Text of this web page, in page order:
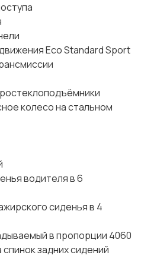
Eco Standard Sport
колесо на стальном
водителя в 6
сиденья в 4
в пропорции 4060
спинок задних сидений